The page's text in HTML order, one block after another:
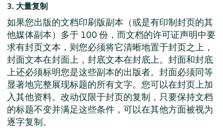
3. 大量复制
如果您出版的文档印刷版副本（或是有印制封页的其
他媒体副本）多于 100 份，而文档的许可证声明中要
求有封页文本，则您必须将它清晰地置于封页之上，
封面文本在封面上，封底文本在封底上。封面和封底
上还必须标明您是这些副本的出版者。封面必须同等
显著地完整展现标题的所有文字。您可以在封页上加
入其他资料。改动仅限于封页的复制，只要保持文档
的标题不变并满足这些条件，可以在其他方面被视为
逐字复制。